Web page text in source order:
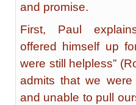
and promise.
First, Paul
offered himself up
were still helpless”
admits that we
and unable to pull